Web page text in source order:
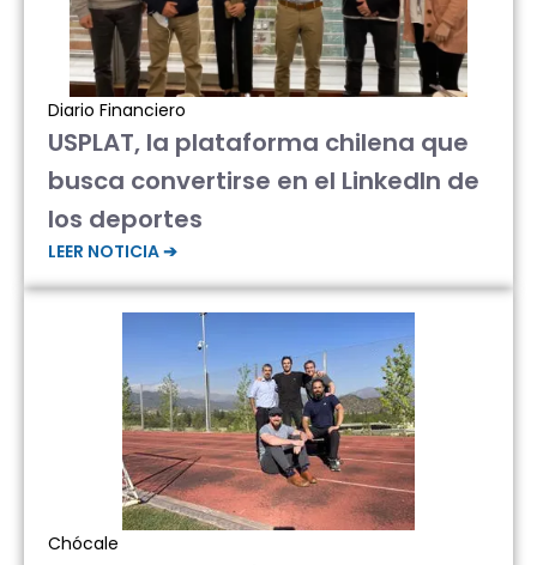
Diario Financiero
USPLAT, la plataforma chilena que
busca convertirse en el LinkedIn de
los deportes
LEER NOTICIA ➔
Chócale